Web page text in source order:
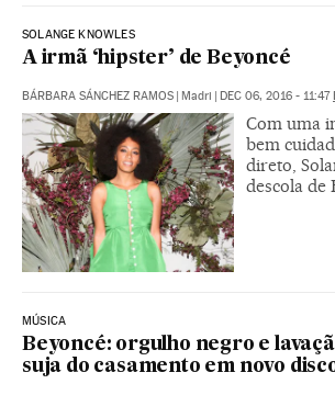
SOLANGE KNOWLES
A irmã ‘hipster’ de Beyoncé
BÁRBARA SÁNCHEZ RAMOS | Madri | DEC 06, 2016 - 11:47
Com uma
bem
direto,
descola de
MÚSICA
Beyoncé: orgulho negro e
suja do casamento em novo